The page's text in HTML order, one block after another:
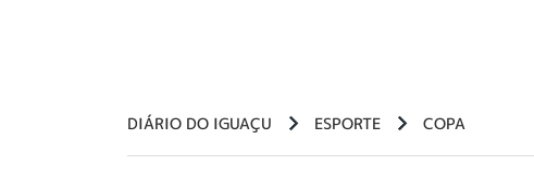
DIÁRIO DO IGUAÇU ESPORTE COPA